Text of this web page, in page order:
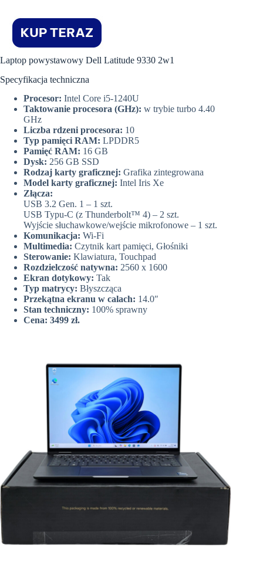
Laptop powystawowy Dell Latitude 9330 2w1
Specyfikacja techniczna
Procesor: Intel Core i5-1240U
Taktowanie procesora (GHz): w trybie turbo 4.40
GHz
Liczba rdzeni procesora: 10
Typ pamięci RAM: LPDDR5
Pamięć RAM: 16 GB
Dysk: 256 GB SSD
Rodzaj karty graficznej: Grafika zintegrowana
Model karty graficznej: Intel Iris Xe
Złącza:
USB 3.2 Gen. 1 – 1 szt.
USB Typu-C (z Thunderbolt™ 4) – 2 szt.
Wyjście słuchawkowe/wejście mikrofonowe – 1 szt.
Komunikacja: Wi-Fi
Multimedia: Czytnik kart pamięci, Głośniki
Sterowanie: Klawiatura, Touchpad
Rozdzielczość natywna: 2560 x 1600
Ekran dotykowy: Tak
Typ matrycy: Błyszcząca
Przekątna ekranu w calach: 14.0″
Stan techniczny: 100% sprawny
Cena: 3499 zł.